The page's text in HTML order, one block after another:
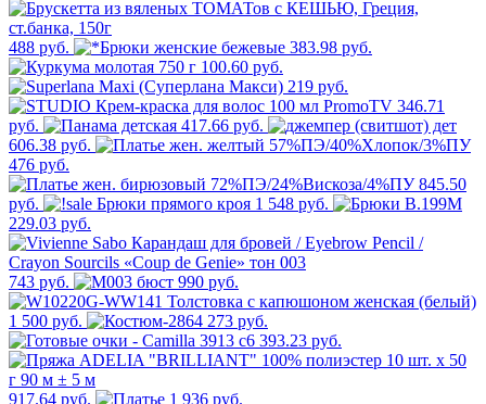
488 руб.
383.98 руб.
100.60 руб.
219 руб.
346.71
руб.
417.66 руб.
606.38 руб.
476 руб.
845.50
руб.
1 548 руб.
229.03 руб.
743 руб. 990 руб.
1 500 руб.
273 руб.
393.23 руб.
917.64 руб.
1 936 руб.